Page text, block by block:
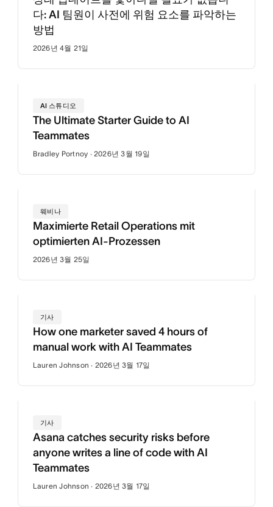
다: AI 팀원이 사전에 위험 요소를 파악하는
방법
2026년 4월 21일
AI 스튜디오
The Ultimate Starter Guide to AI
Teammates
Bradley Portnoy · 2026년 3월 19일
웨비나
Maximierte Retail Operations mit
optimierten AI-Prozessen
2026년 3월 25일
기사
How one marketer saved 4 hours of
manual work with AI Teammates
Lauren Johnson · 2026년 3월 17일
기사
Asana catches security risks before
anyone writes a line of code with AI
Teammates
Lauren Johnson · 2026년 3월 17일